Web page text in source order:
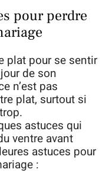
pour perdre
plat pour se sentir
de son
n’est pas
plat, surtout si
astuces qui
ventre avant
astuces pour
: